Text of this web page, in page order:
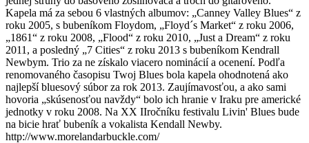
Kapela má za sebou 6 vlastných albumov: „Canney Valley Blues“ z
roku 2005, s bubeníkom Floydom, „Floyd´s Market“ z roku 2006,
„1861“ z roku 2008, „Flood“ z roku 2010, „Just a Dream“ z roku
2011, a posledný „7 Cities“ z roku 2013 s bubeníkom Kendrall
Newbym. Trio za ne získalo viacero nominácií a ocenení. Podľa
renomovaného časopisu Twoj Blues bola kapela ohodnotená ako
najlepší bluesový súbor za rok 2013. Zaujímavosťou, a ako sami
hovoria „skúsenosťou navždy“ bolo ich hranie v Iraku pre americké
jednotky v roku 2008. Na XX IIročníku festivalu Livin' Blues bude
na bicie hrať bubeník a vokalista Kendall Newby.
http://www.morelandarbuckle.com/